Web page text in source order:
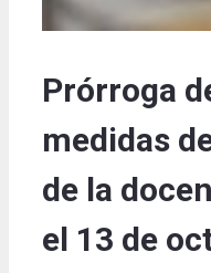
Prórroga
medidas
de la
el 13 de